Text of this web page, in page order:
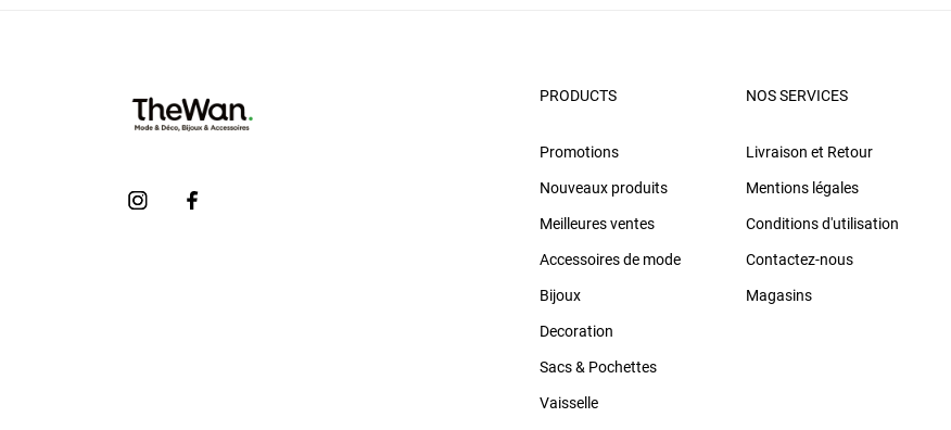
PRODUCTS
Promotions
Nouveaux produits
Meilleures ventes
Accessoires de mode
Bijoux
Decoration
Sacs & Pochettes
Vaisselle
NOS SERVICES
Livraison et Retour
Mentions légales
Conditions d'utilisation
Contactez-nous
Magasins